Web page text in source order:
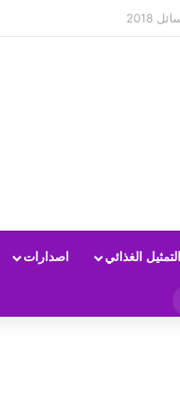
2017
الغذائي اصدارات